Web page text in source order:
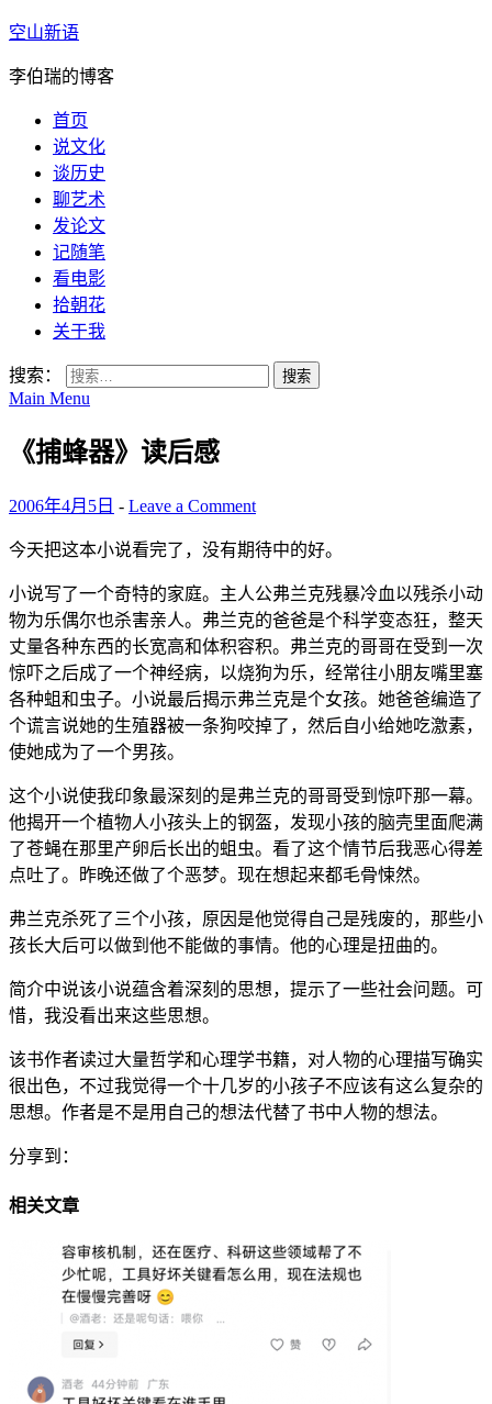
空山新语
李伯瑞的博客
首页
说文化
谈历史
聊艺术
发论文
记随笔
看电影
拾朝花
关于我
搜索：
Main Menu
《捕蜂器》读后感
2006年4月5日 - Leave a Comment
今天把这本小说看完了，没有期待中的好。
小说写了一个奇特的家庭。主人公弗兰克残暴冷血以残杀小动
物为乐偶尔也杀害亲人。弗兰克的爸爸是个科学变态狂，整天
丈量各种东西的长宽高和体积容积。弗兰克的哥哥在受到一次
惊吓之后成了一个神经病，以烧狗为乐，经常往小朋友嘴里塞
各种蛆和虫子。小说最后揭示弗兰克是个女孩。她爸爸编造了
个谎言说她的生殖器被一条狗咬掉了，然后自小给她吃激素，
使她成为了一个男孩。
这个小说使我印象最深刻的是弗兰克的哥哥受到惊吓那一幕。
他揭开一个植物人小孩头上的钢盔，发现小孩的脑壳里面爬满
了苍蝇在那里产卵后长出的蛆虫。看了这个情节后我恶心得差
点吐了。昨晚还做了个恶梦。现在想起来都毛骨悚然。
弗兰克杀死了三个小孩，原因是他觉得自己是残废的，那些小
孩长大后可以做到他不能做的事情。他的心理是扭曲的。
简介中说该小说蕴含着深刻的思想，提示了一些社会问题。可
惜，我没看出来这些思想。
该书作者读过大量哲学和心理学书籍，对人物的心理描写确实
很出色，不过我觉得一个十几岁的小孩子不应该有这么复杂的
思想。作者是不是用自己的想法代替了书中人物的想法。
分享到：
相关文章